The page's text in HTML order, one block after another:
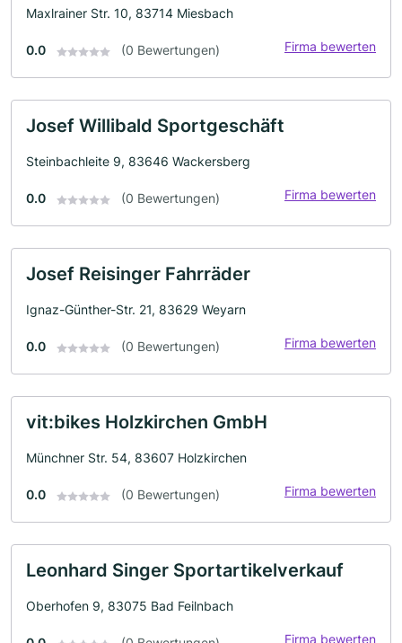
Maxlrainer Str. 10, 83714 Miesbach
0.0 (0 Bewertungen) Firma bewerten
Josef Willibald Sportgeschäft
Steinbachleite 9, 83646 Wackersberg
0.0 (0 Bewertungen) Firma bewerten
Josef Reisinger Fahrräder
Ignaz-Günther-Str. 21, 83629 Weyarn
0.0 (0 Bewertungen) Firma bewerten
vit:bikes Holzkirchen GmbH
Münchner Str. 54, 83607 Holzkirchen
0.0 (0 Bewertungen) Firma bewerten
Leonhard Singer Sportartikelverkauf
Oberhofen 9, 83075 Bad Feilnbach
Firma bewerten